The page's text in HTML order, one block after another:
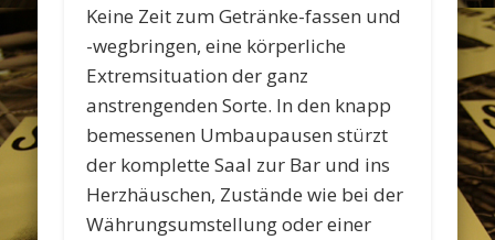
Keine Zeit zum Getränke-fassen und
-wegbringen, eine körperliche
Extremsituation der ganz
anstrengenden Sorte. In den knapp
bemessenen Umbaupausen stürzt
der komplette Saal zur Bar und ins
Herzhäuschen, Zustände wie bei der
Währungsumstellung oder einer